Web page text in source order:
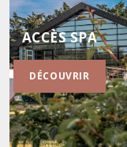
DÉCOUVRIR